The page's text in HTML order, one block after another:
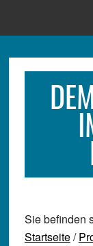
Sie befinden
Startseite/